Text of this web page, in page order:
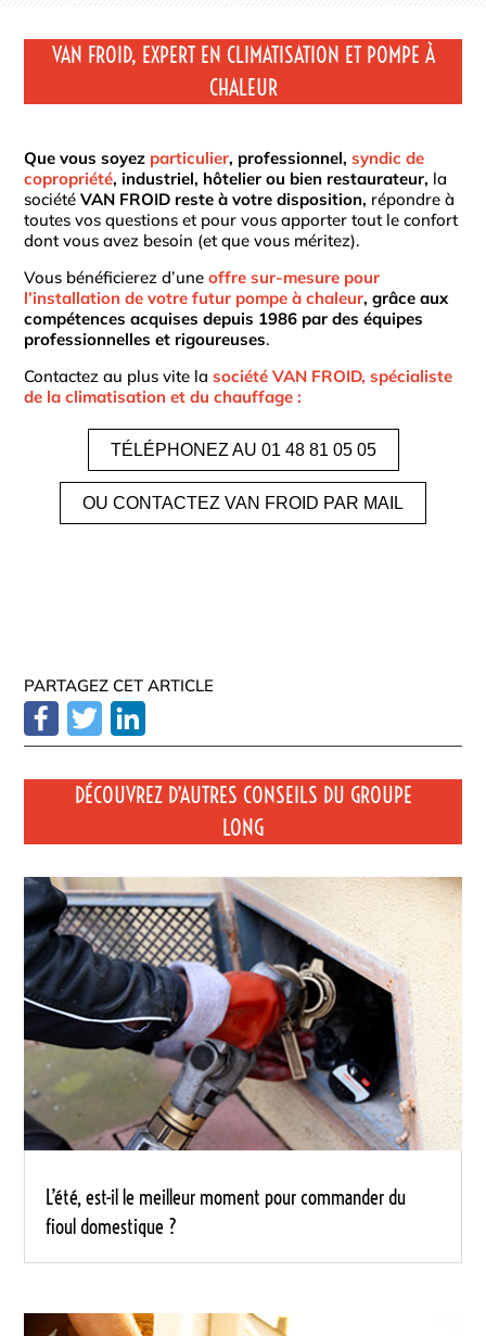
VAN FROID, EXPERT EN CLIMATISATION ET POMPE À
CHALEUR
Que vous soyez particulier, professionnel,syndic de
copropriété, industriel, hôtelier ou bien restaurateur, la
sociétéVAN FROID reste à votre disposition, répondre à
toutes vos questions et pour vous apporter tout le confort
dont vous avez besoin (et que vous méritez).
Vous bénéficierez d’uneoffre sur-mesure pour
l’installation de votre futur pompe à chaleur, grâce aux
compétences acquises depuis 1986 par des équipes
professionnelles et rigoureuses.
Contactez au plus vite lasociété VAN FROID, spécialiste
de la climatisation et du chauffage :
TÉLÉPHONEZ AU 01 48 81 05 05
OU CONTACTEZ VAN FROID PAR MAIL
PARTAGEZ CET ARTICLE
DÉCOUVREZ D’AUTRES CONSEILS DU GROUPE
LONG
L’été, est-il le meilleur moment pour commander du
fioul domestique ?